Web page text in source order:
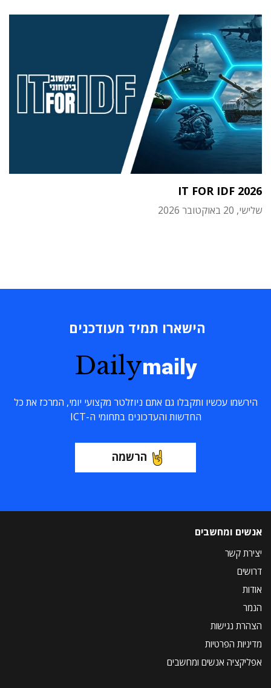
IT FOR IDF 2026
שלישי, 20 באוקטובר 2026
הישארו תמיד מעודכנים
Dailymaily
הירשמו עכשיו ותקבלו גם אתם ניוזלטר מקצועי יומי, המרכז את כל
החדשות והעדכונים בתחומי ה-ICT
הרשמה
אנשים ומחשבים
יצירת קשר
דרושים
אודות
הנמר
הצהרת נגישות
מדיניות הפרטיות
אפליקציה אנשים ומחשבים